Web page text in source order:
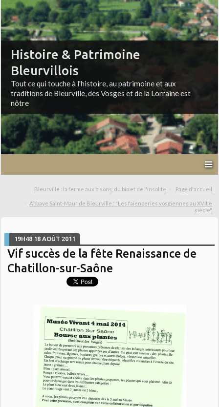
Histoire & Patrimoine
Bleurvillois
Tout ce qui touche à l'histoire, au patrimoine et aux
traditions de Bleurville, des Vosges et de la Lorraine est
nôtre
Bleurville : la ferme aux bisons, du bio et de l'insolite Page d'accueil
Abbaye Saint-Maur de Bleurville : "Les faïenceries vosgiennes au XVIIIe
siècle"
19H48 18 AOÛT 2011
Vif succès de la fête Renaissance de
Chatillon-sur-Saône